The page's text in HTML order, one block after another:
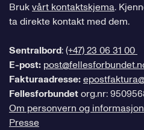
Brukvårt kontaktskjema.
ta direkte kontakt med dem.
Sentralbord:(+47) 23 06 31 00
E-post:
Fakturaadresse:
Fellesforbundetorg.nr:
Om personvern og
Presse